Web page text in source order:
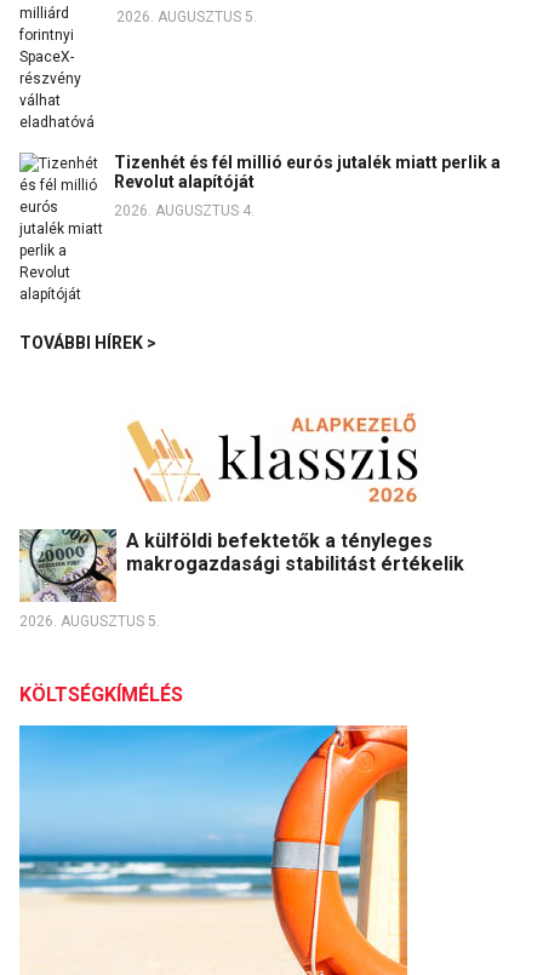
2026. AUGUSZTUS 5.
Tizenhét és fél millió eurós jutalék miatt perlik a
Revolut alapítóját
2026. AUGUSZTUS 4.
TOVÁBBI HÍREK >
A külföldi befektetők a tényleges
makrogazdasági stabilitást értékelik
2026. AUGUSZTUS 5.
KÖLTSÉGKÍMÉLÉS